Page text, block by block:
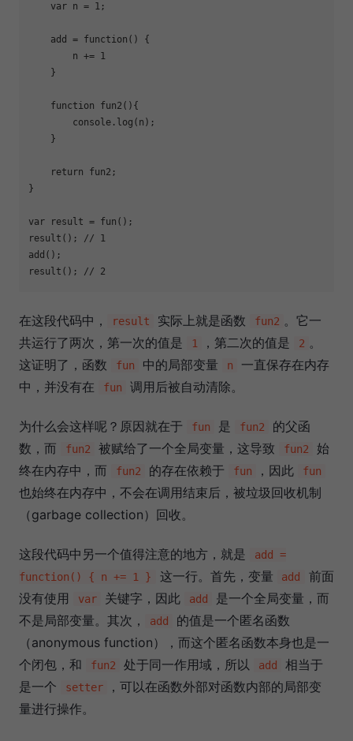
var n = 1 ;
    add =
function ( ) {
        n +=
1
    }
function fun2 ( ) {
console .log(n);
    }
return fun2;
}
var result = fun();
result(); // 1
add();
result(); // 2
在这段代码中， result 实际上就是函数 fun2 。它一
共运行了两次，第一次的值是
1 ，第二次的值是 2 。
这证明了，函数
fun 中的局部变量 n
一直保存在内存
中，并没有在
fun 调用后被自动清除。
为什么会这样呢？原因就在于 fun 是 fun2
的父函
数，而
fun2 被赋给了一个全局变量，这导致 fun2
始
终在内存中，而
fun2 的存在依赖于 fun ，因此 fun
也始终在内存中，不会在调用结束后，被垃圾回收机制
（garbage collection）回收。
这段代码中另一个值得注意的地方，就是
add =
function() { n += 1 }
这一行。首先，变量 add
前面
没有使用
var 关键字，因此 add
是一个全局变量，而
不是局部变量。其次，
add
的值是一个匿名函数
（anonymous function），而这个匿名函数本身也是一
个闭包，和
fun2 处于同一作用域，所以 add
相当于
是一个
setter
，可以在函数外部对函数内部的局部变
量进行操作。